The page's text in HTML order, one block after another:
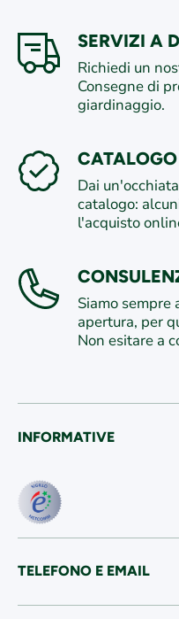
SERVIZI A
Richiedi un
Consegne di
giardinaggio.
Dai
catalogo:
l'acquisto
Siamo sempre
apertura, per
Non esitare a
INFORMATIVE
TELEFONO E EMAIL